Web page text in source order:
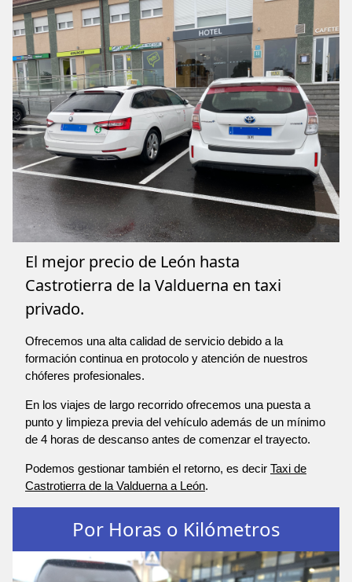
El mejor precio de León hasta
Castrotierra de la Valduerna en taxi
privado.
Ofrecemos una alta calidad de servicio debido a la
formación continua en protocolo y atención de nuestros
chóferes profesionales.
En los viajes de largo recorrido ofrecemos una puesta a
punto y limpieza previa del vehículo además de un mínimo
de 4 horas de descanso antes de comenzar el trayecto.
Podemos gestionar también el retorno, es decir Taxi de
Castrotierra de la Valduerna a León.
Por Horas o Kilómetros